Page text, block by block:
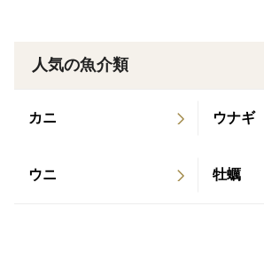
入れいたします。
人気の魚介類
カニ ウナギ
ウニ 牡蠣